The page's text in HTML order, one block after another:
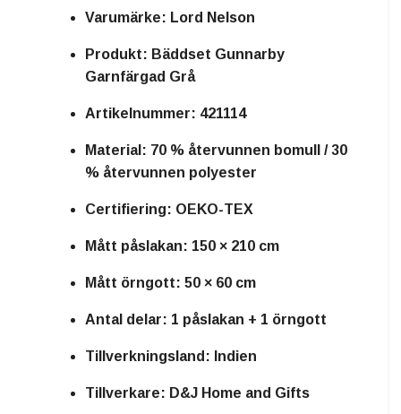
Varumärke: Lord Nelson
Produkt: Bäddset Gunnarby
Garnfärgad Grå
Artikelnummer: 421114
Material: 70 % återvunnen bomull / 30
% återvunnen polyester
Certifiering: OEKO-TEX
Mått påslakan: 150 × 210 cm
Mått örngott: 50 × 60 cm
Antal delar: 1 påslakan + 1 örngott
Tillverkningsland: Indien
Tillverkare: D&J Home and Gifts